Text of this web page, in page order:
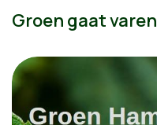
Groen gaat varen